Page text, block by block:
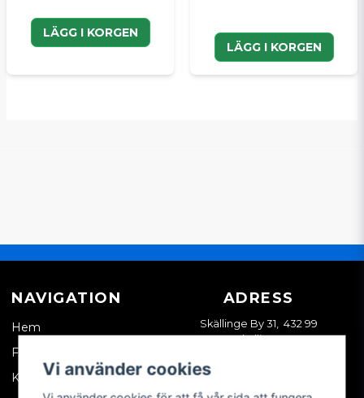
LÄGG I KORGEN
LÄGG I KORGEN
NAVIGATION
Hem
Företagskund
Kontakta oss
ADRESS
Skällinge By 31, 432 99
Skällinge
Vi använder cookies